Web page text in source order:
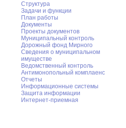
Структура
Задачи и функции
План работы
Документы
Проекты документов
Муниципальный контроль
Дорожный фонд Мирного
Cведения о муниципальном
имуществе
Ведомственный контроль
Антимонопольный комплаенс
Отчеты
Информационные системы
Защита информации
Интернет-приемная